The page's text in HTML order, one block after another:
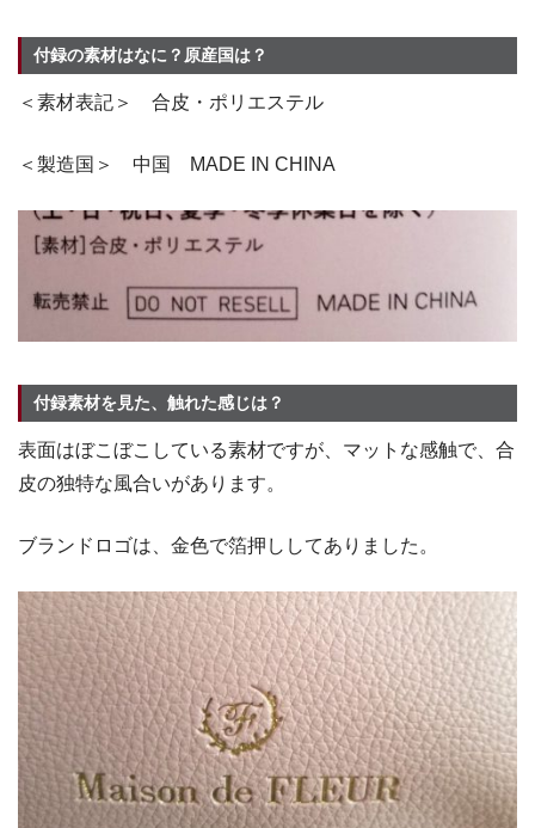
付録の素材はなに？原産国は？
＜素材表記＞ 合皮・ポリエステル
＜製造国＞ 中国 MADE IN CHINA
付録素材を見た、触れた感じは？
表面はぼこぼこしている素材ですが、マットな感触で、合
皮の独特な風合いがあります。
ブランドロゴは、金色で箔押ししてありました。